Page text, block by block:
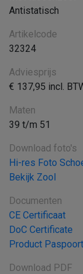
Antistatisch
Artikelcode
32324
Adviesprijs
€ 137,95 incl.
Maten
39 t/m 51
Download foto's
Hi-res Foto
Bekijk Zool
Documenten
CE Certificaat
DoC Certificate
Product Paspoort
Download PDF